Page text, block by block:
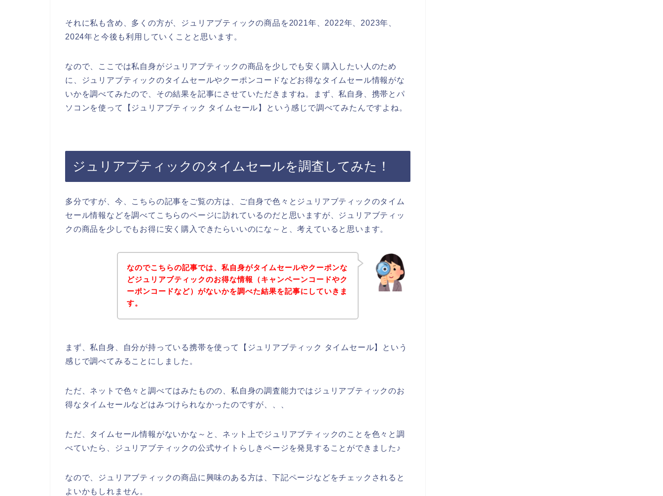
それに私も含め、多くの方が、ジュリアブティックの商品を2021年、2022年、2023年、
2024年と今後も利用していくことと思います。
なので、ここでは私自身がジュリアブティックの商品を少しでも安く購入したい人のため
に、ジュリアブティックのタイムセールやクーポンコードなどお得なタイムセール情報がな
いかを調べてみたので、その結果を記事にさせていただきますね。まず、私自身、携帯とパ
ソコンを使って【ジュリアブティック タイムセール】という感じで調べてみたんですよね。
ジュリアブティックのタイムセールを調査してみた！
多分ですが、今、こちらの記事をご覧の方は、ご自身で色々とジュリアブティックのタイム
セール情報などを調べてこちらのページに訪れているのだと思いますが、ジュリアブティッ
クの商品を少しでもお得に安く購入できたらいいのにな～と、考えていると思います。
なのでこちらの記事では、私自身がタイムセールやクーポンな
どジュリアブティックのお得な情報（キャンペーンコードやク
ーポンコードなど）がないかを調べた結果を記事にしていきま
す。
まず、私自身、自分が持っている携帯を使って【ジュリアブティック タイムセール】という
感じで調べてみることにしました。
ただ、ネットで色々と調べてはみたものの、私自身の調査能力ではジュリアブティックのお
得なタイムセールなどはみつけられなかったのですが、、、
ただ、タイムセール情報がないかな～と、ネット上でジュリアブティックのことを色々と調
べていたら、ジュリアブティックの公式サイトらしきページを発見することができました♪
なので、ジュリアブティックの商品に興味のある方は、下記ページなどをチェックされると
よいかもしれません。